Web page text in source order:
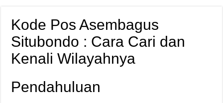
Kode Pos Asembagus
Situbondo : Cara Cari dan
Kenali Wilayahnya
Pendahuluan